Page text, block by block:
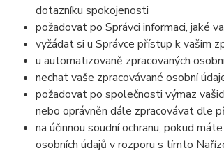
dotazníku spokojenosti
požadovat po Správci informaci, jaké
vyžádat si u Správce přístup k vašim
u automatizovaně zpracovaných
nechat vaše zpracovávané osobní
požadovat po společnosti výmaz
nebo oprávněn dále zpracovávat dle
na účinnou soudní ochranu, pokud
osobních údajů v rozporu s tímto